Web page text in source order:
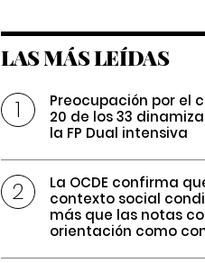
LAS MÁS LEÍDAS
Preocupación por el
20 de los 33
la FP Dual intensiva
La OCDE confirma
contexto social
más que las notas
orientación como